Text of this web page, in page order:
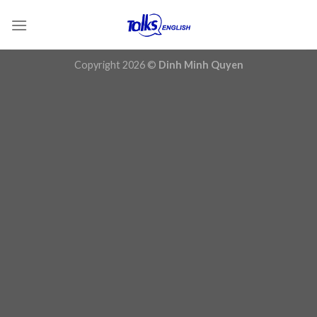
đến
Copyright 2026 © Dinh Minh Quyen